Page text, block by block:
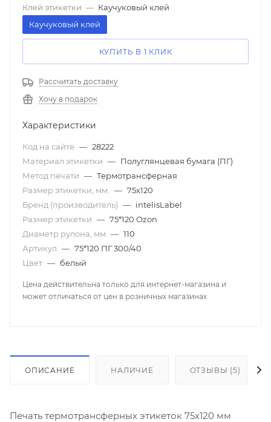
Клей этикетки — Каучуковый клей
Каучуковый клей
КУПИТЬ В 1 КЛИК
Рассчитать доставку
Хочу в подарок
Характеристики
Код на сайте — 28222
Материал этикетки — Полуглянцевая бумага (ПГ)
Метод печати — Термотрансферная
Размер этикетки, мм.
— 75х120
Бренд (производитель) — intelisLabel
Размер этикетки — 75*120 Ozon
Диаметр рулона, мм — 110
Артикул — 75*120 ПГ 300/40
Цвет — белый
Цена действительна только для интернет-магазина и
может отличаться от цен в розничных магазинах
ОПИСАНИЕ НАЛИЧИЕ ОТЗЫВЫ (5)
Печать термотрансферных этикеток 75х120 мм